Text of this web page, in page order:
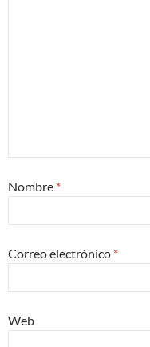
Nombre *
Correo electrónico *
Web